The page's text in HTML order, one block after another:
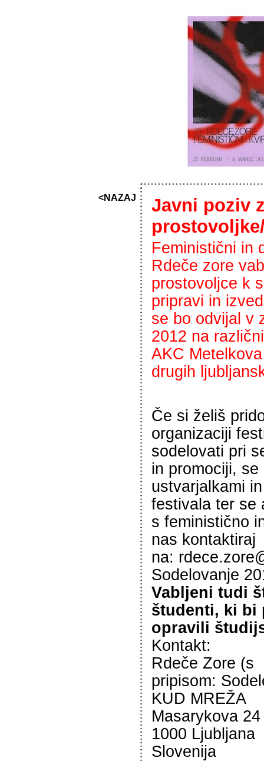
<NAZAJ
Javni poziv
Feministični in
Rdeče zore
prostovoljce k
pripravi in
se bo odvijal v
2012 na
AKC
drugih
Če si želiš
organizaciji
sodelovati pri
in promociji, se
ustvarjalkami
festivala ter se
s feministično
nas kontaktiraj
na:
Sodelovanje
Vabljeni tudi
študenti, ki bi
opravili
Kontakt:
Rdeče Zore (s
pripisom:
KUD MREŽA
Masarykova 24
1000 Ljubljana
Slovenija